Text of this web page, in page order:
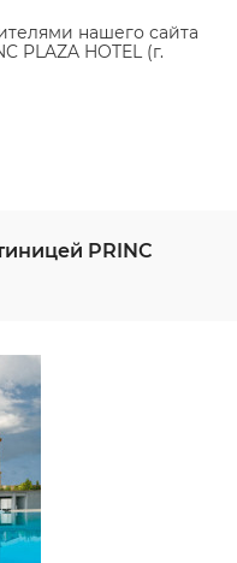
нашего сайта
PLAZA HOTEL (г.
PRINC